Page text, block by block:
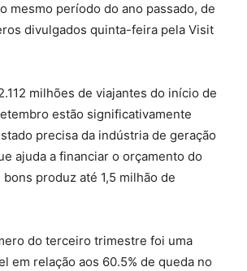
mesmo período do ano passado, de
divulgados quinta-feira pela Visit
milhões de viajantes do início de
estão significativamente
precisa da indústria de geração
ajuda a financiar o orçamento do
produz até 1,5 milhão de
do terceiro trimestre foi uma
em relação aos 60.5% de queda no